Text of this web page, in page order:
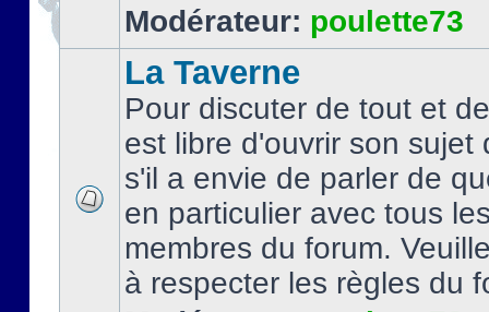
Modérateur: poulette73
La Taverne
Pour discuter de tout et
est libre d'ouvrir son sujet
s'il a envie de parler de
en particulier avec tous
membres du forum.
à respecter les règles du